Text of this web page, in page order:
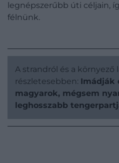
legnépszerűbb úti céljain,
félnünk.
A strandról és a
részletesebben: Imádják
magyarok, mégsem
leghosszabb